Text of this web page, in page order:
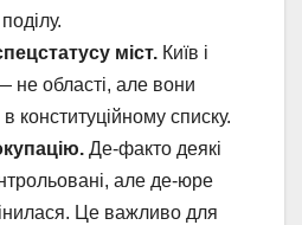
міст. Київ і
не області, але вони
конституційному списку.
Де-факто деякі
але де-юре
Це важливо для